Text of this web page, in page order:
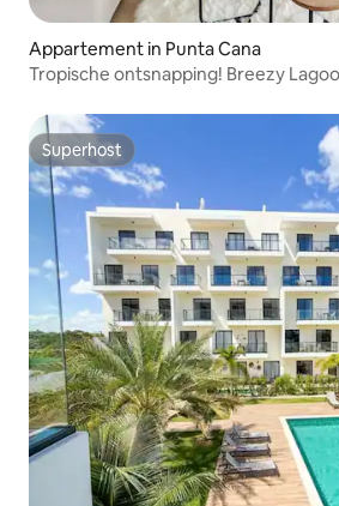
Appartement in Punta Cana
Tropische ontsnapping! Breezy
Superhost
Superhost